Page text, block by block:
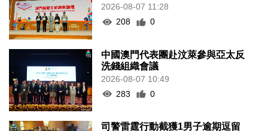
2026-08-07 11:28
208
0
中國澳門代表團赴汶萊參與亞太反
洗錢組織會議
2026-08-07 10:49
283
0
司警雷霆行動截獲1男子逾期逗留